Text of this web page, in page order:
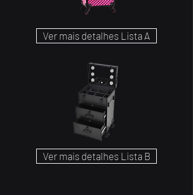
Ver mais detalhes Lista A
Ver mais detalhes Lista B